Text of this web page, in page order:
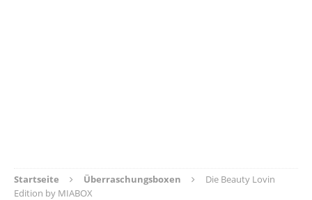
Startseite Überraschungsboxen
Die Beauty Lovin
Edition by MIABOX